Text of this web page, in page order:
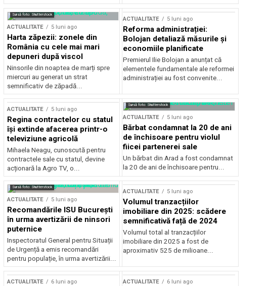
Sursă foto: Shutterstock
ACTUALITATE 5 luni ago
Harta zăpezii: zonele din
România cu cele mai mari
depuneri după viscol
Ninsorile din noaptea de marți spre
miercuri au generat un strat
semnificativ de zăpadă...
ACTUALITATE 5 luni ago
Reforma administrației:
Bolojan detaliază măsurile și
economiile planificate
Premierul Ilie Bolojan a anunțat că
elementele fundamentale ale reformei
administrației au fost convenite...
ACTUALITATE 5 luni ago
Regina contractelor cu statul
își extinde afacerea printr-o
televiziune agricolă
Mihaela Neagu, cunoscută pentru
contractele sale cu statul, devine
acționară la Agro TV, o...
Sursă foto: Shutterstock
ACTUALITATE 5 luni ago
Bărbat condamnat la 20 de ani
de închisoare pentru violul
fiicei partenerei sale
Un bărbat din Arad a fost condamnat
la 20 de ani de închisoare pentru...
Sursă foto: Shutterstock
ACTUALITATE 5 luni ago
Recomandările ISU București
în urma avertizării de ninsori
puternice
Inspectoratul General pentru Situații
de Urgență a emis recomandări
pentru populație, în urma avertizării...
ACTUALITATE 5 luni ago
Volumul tranzacțiilor
imobiliare din 2025: scădere
semnificativă față de 2024
Volumul total al tranzacțiilor
imobiliare din 2025 a fost de
aproximativ 525 de milioane...
ACTUALITATE 6 luni ago ACTUALITATE 6 luni ago